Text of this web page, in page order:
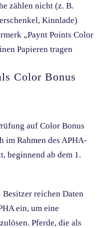
zählen nicht (z. B.
Kinnlade)
„Paynt Points Color
Papieren tragen
Color Bonus
auf Color Bonus
Rahmen des APHA-
beginnend ab dem 1.
Besitzer reichen Daten
ein, um eine
Pferde, die als